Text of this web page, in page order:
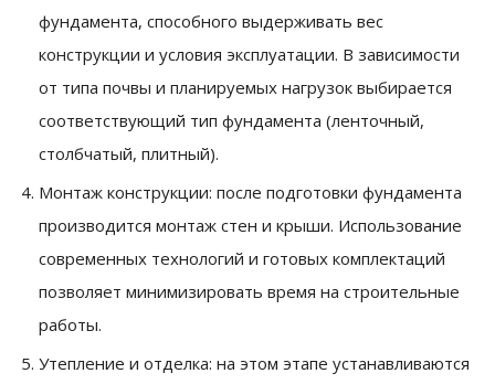
фундамента, способного выдерживать вес
конструкции и условия эксплуатации. В зависимости
от типа почвы и планируемых нагрузок выбирается
соответствующий тип фундамента (ленточный,
столбчатый, плитный).
Монтаж конструкции: после подготовки фундамента
производится монтаж стен и крыши. Использование
современных технологий и готовых комплектаций
позволяет минимизировать время на строительные
работы.
Утепление и отделка: на этом этапе устанавливаются